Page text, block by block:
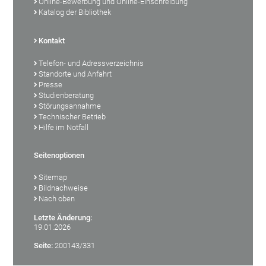
Katalog der Bibliothek
Kontakt
Telefon- und Adressverzeichnis
Standorte und Anfahrt
Presse
Studienberatung
Störungsannahme
Technischer Betrieb
Hilfe im Notfall
Seitenoptionen
Sitemap
Bildnachweise
Nach oben
Letzte Änderung:
19.01.2026
Seite: 200143/331